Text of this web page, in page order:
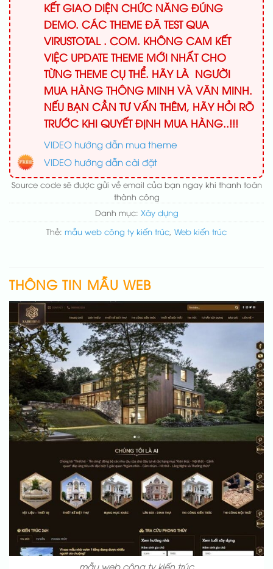
KẾT GIAO DIỆN CHỨC NĂNG ĐÚNG
DEMO. CÁC THEME ĐÃ TEST QUA
VIRUSTOTAL . COM. KHÔNG CAM KẾT
VIỆC UPDATE THEME MỚI NHẤT CHO
TỪNG THEME CỤ THỂ. HÃY LÀ NGƯỜI
MUA HÀNG THÔNG MINH VÀ VĂN MINH.
NẾU BẠN CẦN TƯ VẤN THÊM, HÃY HỎI RÕ
TRƯỚC KHI QUYẾT ĐỊNH MUA HÀNG..!!!
VIDEO hướng dẫn mua theme
VIDEO hướng dẫn cài đặt
Source code sẽ được gửi về email của bạn ngay khi thanh toán
thành công
Danh mục: Xây dựng
Thẻ: mẫu web công ty kiến trúc, Web kiến trúc
THÔNG TIN MẪU WEB
mẫu web công ty kiến trúc